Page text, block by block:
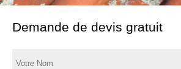
Demande de devis gratuit